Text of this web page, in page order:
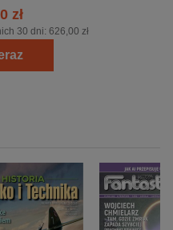
zł
30 dni: 626,00 zł